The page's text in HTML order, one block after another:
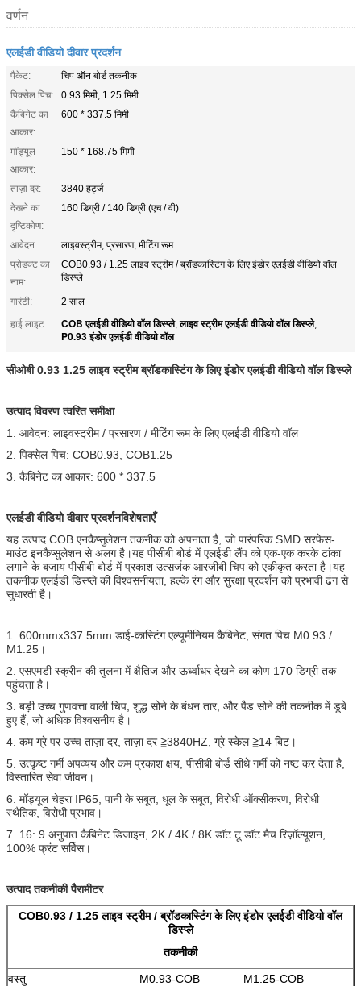
वर्णन
एलईडी वीडियो दीवार प्रदर्शन
पैकेट:
चिप ऑन बोर्ड तकनीक
पिक्सेल पिच:
0.93 मिमी, 1.25 मिमी
कैबिनेट का
आकार:
600 * 337.5 मिमी
मॉड्यूल
आकार:
150 * 168.75 मिमी
ताज़ा दर:
3840 हर्ट्ज
देखने का
दृष्टिकोण:
160 डिग्री / 140 डिग्री (एच / वी)
आवेदन:
लाइवस्ट्रीम, प्रसारण, मीटिंग रूम
प्रोडक्ट का
नाम:
COB0.93 / 1.25 लाइव स्ट्रीम / ब्रॉडकास्टिंग के लिए इंडोर एलईडी वीडियो वॉल
डिस्प्ले
गारंटी:
2 साल
हाई लाइट:
COB एलईडी वीडियो वॉल डिस्प्ले,लाइव स्ट्रीम एलईडी वीडियो वॉल डिस्प्ले,
P0.93 इंडोर एलईडी वीडियो वॉल
सीओबी 0.93 1.25 लाइव स्ट्रीम ब्रॉडकास्टिंग के लिए इंडोर एलईडी वीडियो वॉल डिस्प्ले
उत्पाद विवरण त्वरित समीक्षा
1. आवेदन: लाइवस्ट्रीम / प्रसारण / मीटिंग रूम के लिए एलईडी वीडियो वॉल
2. पिक्सेल पिच: COB0.93, COB1.25
3. कैबिनेट का आकार: 600 * 337.5
एलईडी वीडियो दीवार प्रदर्शनविशेषताएँ
यह उत्पाद COB एनकैप्सुलेशन तकनीक को अपनाता है, जो पारंपरिक SMD सरफेस-
माउंट इनकैप्सुलेशन से अलग है।यह पीसीबी बोर्ड में एलईडी लैंप को एक-एक करके टांका
लगाने के बजाय पीसीबी बोर्ड में प्रकाश उत्सर्जक आरजीबी चिप को एकीकृत करता है।यह
तकनीक एलईडी डिस्प्ले की विश्वसनीयता, हल्के रंग और सुरक्षा प्रदर्शन को प्रभावी ढंग से
सुधारती है।
1. 600mmx337.5mm डाई-कास्टिंग एल्यूमीनियम कैबिनेट, संगत पिच M0.93 /
M1.25।
2. एसएमडी स्क्रीन की तुलना में क्षैतिज और ऊर्ध्वाधर देखने का कोण 170 डिग्री तक
पहुंचता है।
3. बड़ी उच्च गुणवत्ता वाली चिप, शुद्ध सोने के बंधन तार, और पैड सोने की तकनीक में डूबे
हुए हैं, जो अधिक विश्वसनीय है।
4. कम ग्रे पर उच्च ताज़ा दर, ताज़ा दर ≧3840HZ, ग्रे स्केल ≧14 बिट।
5. उत्कृष्ट गर्मी अपव्यय और कम प्रकाश क्षय, पीसीबी बोर्ड सीधे गर्मी को नष्ट कर देता है,
विस्तारित सेवा जीवन।
6. मॉड्यूल चेहरा IP65, पानी के सबूत, धूल के सबूत, विरोधी ऑक्सीकरण, विरोधी
स्थैतिक, विरोधी प्रभाव।
7. 16: 9 अनुपात कैबिनेट डिजाइन, 2K / 4K / 8K डॉट टू डॉट मैच रिज़ॉल्यूशन,
100% फ्रंट सर्विस।
उत्पाद तकनीकी पैरामीटर
COB0.93 / 1.25 लाइव स्ट्रीम / ब्रॉडकास्टिंग के लिए इंडोर एलईडी वीडियो वॉल
डिस्प्ले
तकनीकी
वस्तु M0.93-COB
M1.25-COB